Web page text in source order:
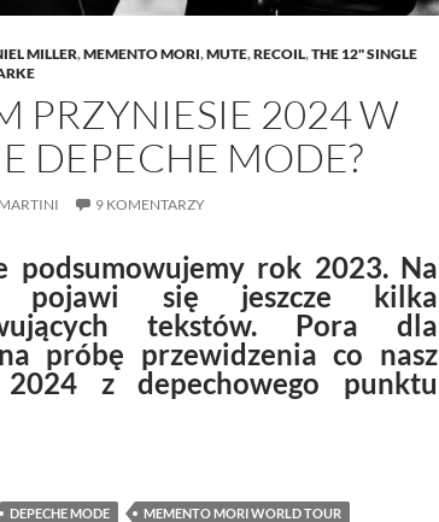
MILLER,MEMENTO MORI,MUTE,RECOIL,THE 12" SINGLE
PRZYNIESIE 2024 W
DEPECHE MODE?
MARTINI 9 KOMENTARZY
podsumowujemy rok 2023. Na
pojawi się jeszcze kilka
tekstów. Pora dla
próbę przewidzenia co nasz
z depechowego punktu
przyniesie 2024 w świecie depeche MODE?
DEPECHE MODE
MEMENTO MORI WORLD TOUR